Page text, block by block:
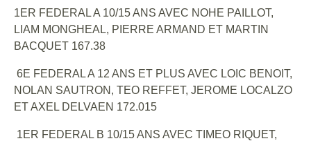
1ER FEDERAL A 10/15 ANS AVEC NOHE PAILLOT,
LIAM MONGHEAL, PIERRE ARMAND ET MARTIN
BACQUET 167.38
6E FEDERAL A 12 ANS ET PLUS AVEC LOIC BENOIT,
NOLAN SAUTRON, TEO REFFET, JEROME LOCALZO
ET AXEL DELVAEN 172.015
1ER FEDERAL B 10/15 ANS AVEC TIMEO RIQUET,